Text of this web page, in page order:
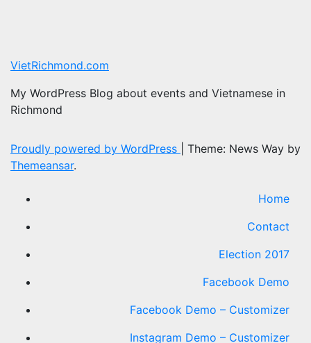
VietRichmond.com
My WordPress Blog about events and Vietnamese in
Richmond
Proudly powered by WordPress
Theme: News Way by
Themeansar.
Home
Contact
Election 2017
Facebook Demo
Facebook Demo – Customizer
Instagram Demo – Customizer